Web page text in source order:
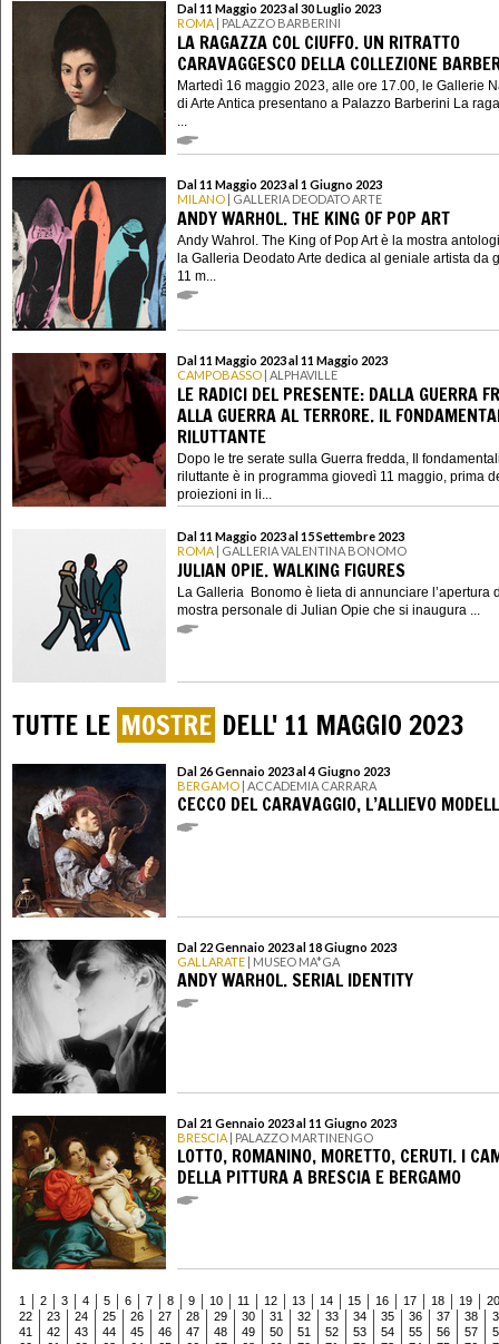
Dal 11 Maggio 2023 al 30 Luglio 2023
ROMA | PALAZZO BARBERINI
LA RAGAZZA COL CIUFFO. UN RITRATTO
CARAVAGGESCO DELLA COLLEZIONE
Martedì 16 maggio 2023, alle ore 17.00, le Gallerie
di Arte Antica presentano a Palazzo Barberini La
Dal 11 Maggio 2023 al 1 Giugno 2023
MILANO | GALLERIA DEODATO ARTE
ANDY WARHOL. THE KING OF POP ART
Andy Wahrol. The King of Pop Art è la mostra
la Galleria Deodato Arte dedica al geniale artista da
11 m...
Dal 11 Maggio 2023 al 11 Maggio 2023
CAMPOBASSO | ALPHAVILLE
LE RADICI DEL PRESENTE: DALLA GUERRA
ALLA GUERRA AL TERRORE. IL
RILUTTANTE
Dopo le tre serate sulla Guerra fredda, Il
riluttante è in programma giovedì 11 maggio, prima
proiezioni in li...
Dal 11 Maggio 2023 al 15 Settembre 2023
ROMA | GALLERIA VALENTINA BONOMO
JULIAN OPIE. WALKING FIGURES
La Galleria Bonomo è lieta di annunciare l’apertura
mostra personale di Julian Opie che si inaugura ...
TUTTE LE MOSTRE DELL' 11 MAGGIO 2023
Dal 26 Gennaio 2023 al 4 Giugno 2023
BERGAMO | ACCADEMIA CARRARA
CECCO DEL CARAVAGGIO, L’ALLIEVO
Dal 22 Gennaio 2023 al 18 Giugno 2023
GALLARATE | MUSEO MA*GA
ANDY WARHOL. SERIAL IDENTITY
Dal 21 Gennaio 2023 al 11 Giugno 2023
BRESCIA | PALAZZO MARTINENGO
LOTTO, ROMANINO, MORETTO, CERUTI. I
DELLA PITTURA A BRESCIA E BERGAMO
1 2 3 4 5 6 7 8 9 10 11 12 13 14 15 16 17 18 19
20
22
23 24 25 26 27 28 29 30 31 32 33 34 35 36 37 38
41
42 43 44 45 46 47 48 49 50 51 52 53 54 55 56 57